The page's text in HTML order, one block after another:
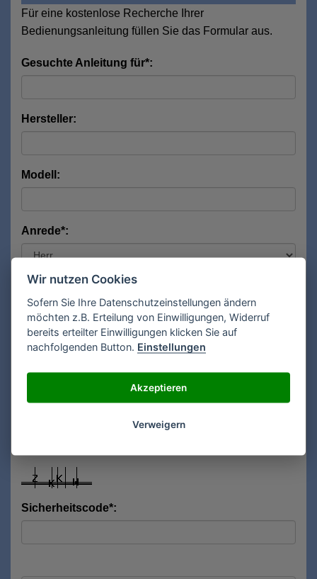
Für eine kostenlose Recherche Ihrer
Bedienungsanleitung füllen Sie das Formular aus.
Gesuchte Anleitung für*:
Hersteller:
Modell:
Anrede*:
Vorname*:
Nachname*:
E-Mail**:
Sicherheitscode*:
Wir nutzen Cookies
Sofern Sie Ihre Datenschutzeinstellungen ändern
möchten z.B. Erteilung von Einwilligungen, Widerruf
bereits erteilter Einwilligungen klicken Sie auf
nachfolgenden Button. Einstellungen
Akzeptieren
Verweigern